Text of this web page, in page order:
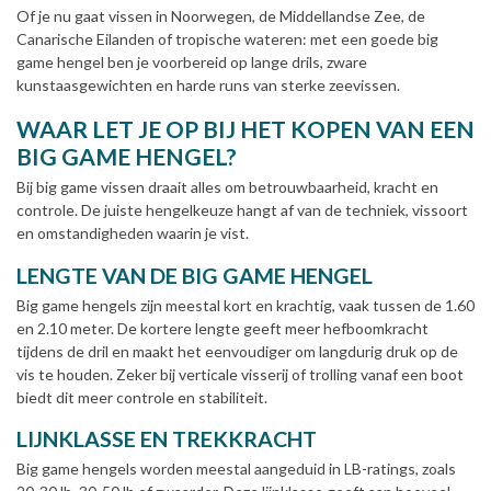
Of je nu gaat vissen in Noorwegen, de Middellandse Zee, de
Canarische Eilanden of tropische wateren: met een goede big
game hengel ben je voorbereid op lange drils, zware
kunstaasgewichten en harde runs van sterke zeevissen.
WAAR LET JE OP BIJ HET KOPEN VAN EEN
BIG GAME HENGEL?
Bij big game vissen draait alles om betrouwbaarheid, kracht en
controle. De juiste hengelkeuze hangt af van de techniek, vissoort
en omstandigheden waarin je vist.
LENGTE VAN DE BIG GAME HENGEL
Big game hengels zijn meestal kort en krachtig, vaak tussen de 1.60
en 2.10 meter. De kortere lengte geeft meer hefboomkracht
tijdens de dril en maakt het eenvoudiger om langdurig druk op de
vis te houden. Zeker bij verticale visserij of trolling vanaf een boot
biedt dit meer controle en stabiliteit.
LIJNKLASSE EN TREKKRACHT
Big game hengels worden meestal aangeduid in LB-ratings, zoals